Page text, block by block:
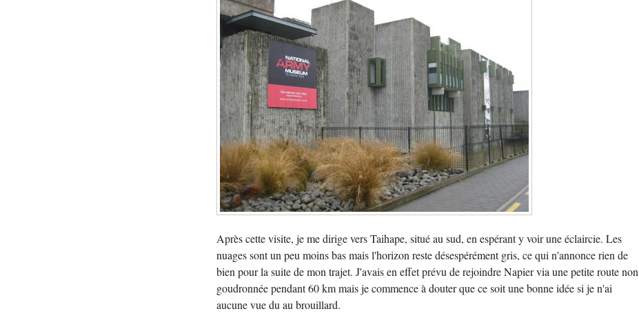
Après cette visite, je me dirige vers Taihape, situé au sud, en espérant y voir une éclaircie. Les
nuages sont un peu moins bas mais l'horizon reste désespérément gris, ce qui n'annonce rien de
bien pour la suite de mon trajet. J'avais en effet prévu de rejoindre Napier via une petite route non
goudronnée pendant 60 km mais je commence à douter que ce soit une bonne idée si je n'ai
aucune vue du au brouillard.